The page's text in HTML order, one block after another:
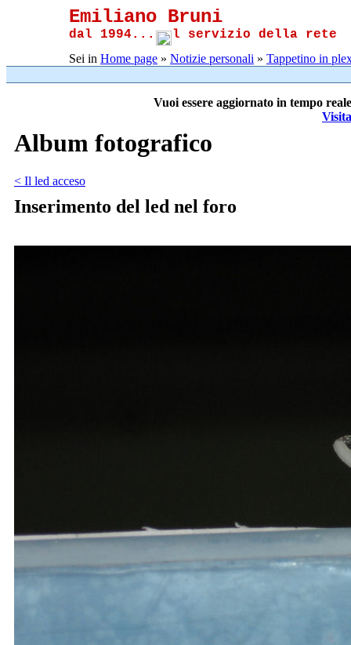
Emiliano Bruni
dal 1994... l servizio della rete
Sei in Home page » Notizie personali » Tappetino in
Vuoi essere aggiornato in tempo
Album fotografico
< Il led acceso
Inserimento del led nel foro